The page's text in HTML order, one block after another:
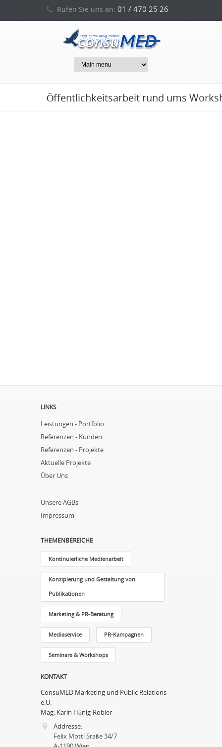
Rufen Sie uns an: 01 / 470 25 26
0664 / 212 53 94
Öffentlichkeitsarbeit rund ums
LINKS
Leistungen - Portfolio
Referenzen - Kunden
Referenzen - Projekte
Aktuelle Projekte
Über Uns
Unsere AGBs
Impressum
THEMENBEREICHE
Kontinuierliche Medienarbeit
Konzipierung und Gestaltung von
Publikationen
Marketing & PR-Beratung
Mediaservice PR-Kampagnen
Seminare & Workshops
KONTAKT
ConsuMED Marketing und Public Relations
e.U.
Mag. Karin Hönig-Robier
Addresse:
Felix Mottl Sraße 34/7